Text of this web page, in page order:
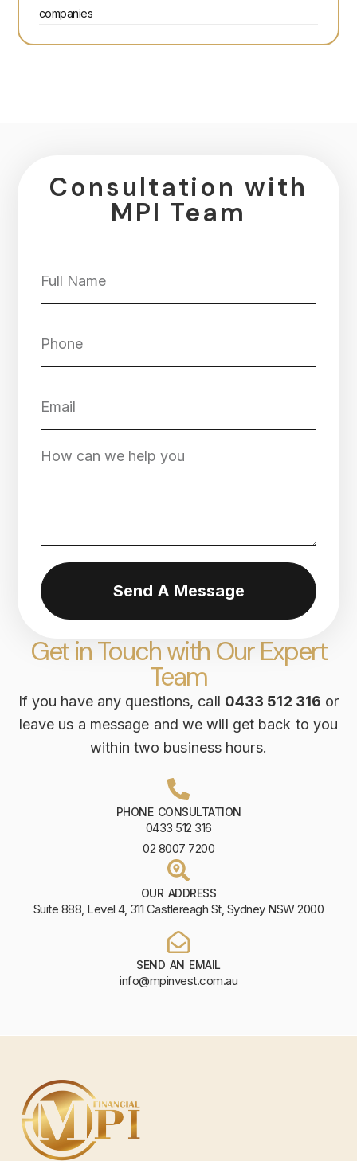
companies
Get in Touch with Our Expert
Team
If you have any questions, call 0433 512 316 or
leave us a message and we will get back to you
within two business hours.
PHONE CONSULTATION
0433 512 316
02 8007 7200
OUR ADDRESS
Suite 888, Level 4, 311 Castlereagh St, Sydney NSW 2000
SEND AN EMAIL
info@mpinvest.com.au
Consultation with
MPI Team
Send A Message